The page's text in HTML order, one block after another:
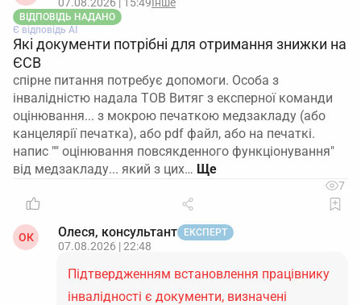
ВІДПОВІДЬ НАДАНО
Є відповідь АІ
Які документи потрібні для отримання знижки на
ЄСВ
спірне питання потребує допомоги. Особа з
інвалідністю надала ТОВ Витяг з експерної команди
оцінювання... з мокрою печаткою медзакладу (або
канцелярії печатка), або pdf файл, або на печаткі.
напис "" оцінювання повсякденного функціонування"
від медзакладу... який з цих…
7
ОК Олеся, консультант ЕКСПЕРТ
07.08.2026 | 22:48
Підтвердженням встановлення працівнику
інвалідності є документи, визначені